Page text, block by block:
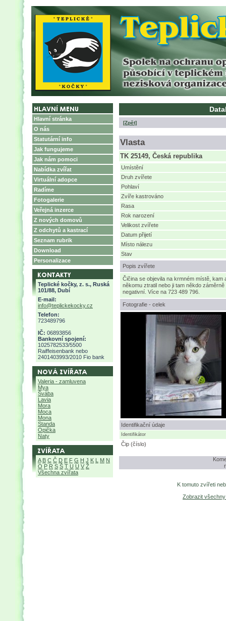
Hlavní stránka
O nás
Statutární info
Jak fungujeme
Jak nám pomoci
Nabídka zvířat
Virtuální adopce
Radíme
Fotogalerie
Veřejná inzerce
Z nových domovů
Z odchytů a kastrací
Seznam rubrik
Download
Personalizace
Teplické kočky, z. s., Ruská
101/88, Dubí
E-mail:
info@teplickekocky.cz
Telefon:
723489796
IČ: 06893856
Bankovní spojení:
1025782533/5500
Raiffeisenbank nebo
2401403993/2010 Fio bank
Valeria - zamluvena
Mya
Švába
Lavia
Mora
Moca
Mona
Standa
Opička
Naty
A B C Č D E F G H J K L M N
O P R S Š T U Ú V Ž
Všechna zvířata
[Zpět]
Vlasta
TK 25149, Česká republika
Umístění
Druh zvířete
Pohlaví
Zvíře kastrováno
Rasa
Rok narození
Velikost zvířete
Datum přijetí
Místo nálezu
Stav
Popis zvířete
Čičina se objevila na krmném místě,
někomu ztratil nebo ji tam někdo
negativní. Více na 723 489 796.
Fotografie - celek
Identifikační údaje
Identifikátor
Čip (číslo)
K tomuto zvířeti
Zobrazit